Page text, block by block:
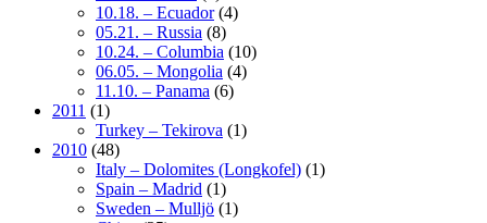
10.18. – Ecuador(4)
05.21. – Russia (8)
10.24. – Columbia (10)
06.05. – Mongolia (4)
11.10. – Panama (6)
2011 (1)
Turkey – Tekirova (1)
2010 (48)
Italy – Dolomites (Longkofel) (1)
Spain – Madrid (1)
Sweden – Mulljö (1)